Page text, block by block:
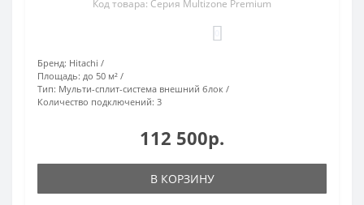
Код товара: Серия Multizone Premium
Бренд: Hitachi
Площадь: до 50 м²
Тип: Мульти-сплит-система внешний блок
Количество подключений: 3
112 500р.
В КОРЗИНУ